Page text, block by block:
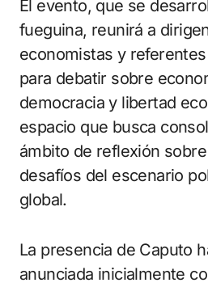
El evento, que se
fueguina, reunirá a
economistas y
para debatir sobre
democracia y libertad
espacio que busca
ámbito de reflexión
desafíos del escenario
global.
La presencia de Caputo
anunciada inicialmente